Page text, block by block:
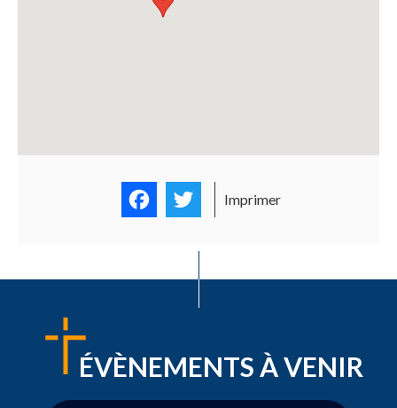
FacebookTwitter
Imprimer
ÉVÈNEMENTS À VENIR